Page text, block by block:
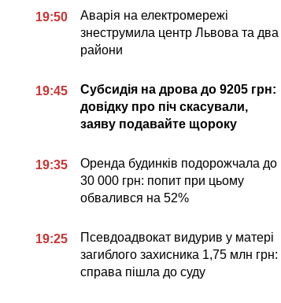
19:50
Аварія на електромережі
знеструмила центр Львова та два
райони
19:45
Субсидія на дрова до 9205 грн:
довідку про піч скасували,
заяву подавайте щороку
19:35
Оренда будинків подорожчала до
30 000 грн: попит при цьому
обвалився на 52%
19:25
Псевдоадвокат видурив у матері
загиблого захисника 1,75 млн грн:
справа пішла до суду